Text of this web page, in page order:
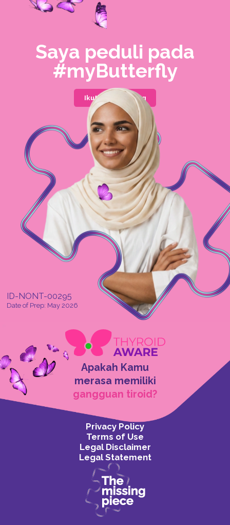
Saya peduli pada
#myButterfly
Ikuti tes sekarang
ID-NONT-00295
Date of Prep: May 2026
Apakah Kamu
merasa memiliki
gangguan tiroid?
Privacy Policy
Terms of Use
Legal Disclaimer
Legal Statement